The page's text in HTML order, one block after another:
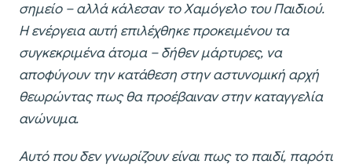
σημείο – αλλά κάλεσαν το Χαμόγελο του Παιδιού.
Η ενέργεια αυτή επιλέχθηκε προκειμένου τα
συγκεκριμένα άτομα – δήθεν μάρτυρες, να
αποφύγουν την κατάθεση στην αστυνομική αρχή
θεωρώντας πως θα προέβαιναν στην καταγγελία
ανώνυμα.
Αυτό που δεν γνωρίζουν είναι πως το παιδί, παρότι